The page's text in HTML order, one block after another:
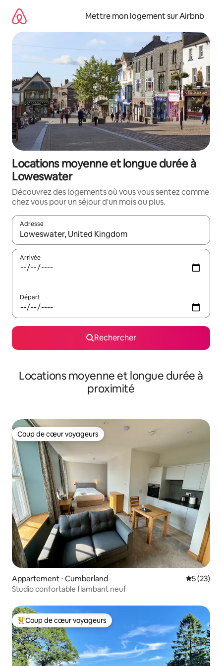
directement
contenu
Mettre mon logement sur Airbnb
Locations moyenne et longue durée à
Loweswater
Découvrez des logements où vous vous sentez comme
chez vous pour un séjour d'un mois ou plus.
Adresse
Lorsque les résultats s'affichent, utilisez les flèches vers le
Arrivée
Départ
Rechercher
Locations moyenne et longue durée à
proximité
Coup de cœur voyageurs
Coup de cœur voyageurs
Appartement ⋅ Cumberland
5 (23)
Studio confortable flambant neuf
Coups de cœur voyageurs les plus appréciés
Coup de cœur voyageurs